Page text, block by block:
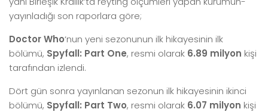
yayınladığı son raporlara göre;
Doctor Who‘nun yeni sezonunun ilk hikayesinin ilk
bölümü, Spyfall: Part One, resmi olarak 6.89 milyon kişi
tarafından izlendi.
Dört gün sonra yayınlanan sezonun ilk hikayesinin ikinci
bölümü, Spyfall: Part Two, resmi olarak 6.07 milyon kişi